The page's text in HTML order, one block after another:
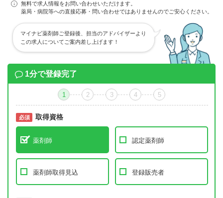
無料で求人情報をお問い合わせいただけます。
薬局・病院等への直接応募・問い合わせではありませんのでご安心ください。
マイナビ薬剤師ご登録後、担当のアドバイザーより
この求人についてご案内差し上げます！
1分で登録完了
1 2 3 4 5
必須 取得資格
薬剤師 認定薬剤師
薬剤師取得見込 登録販売者